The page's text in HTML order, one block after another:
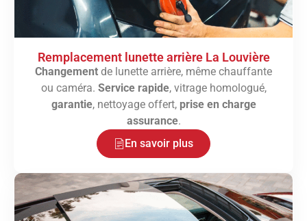
Remplacement lunette arrière La Louvière
Changement de lunette arrière, même chauffante
ou caméra. Service rapide, vitrage homologué,
garantie, nettoyage offert, prise en charge
assurance.
En savoir plus